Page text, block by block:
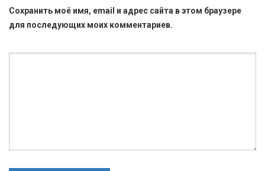
Сохранить моё имя, email и адрес сайта в этом браузере
для последующих моих комментариев.